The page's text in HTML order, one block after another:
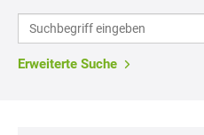
Erweiterte Suche